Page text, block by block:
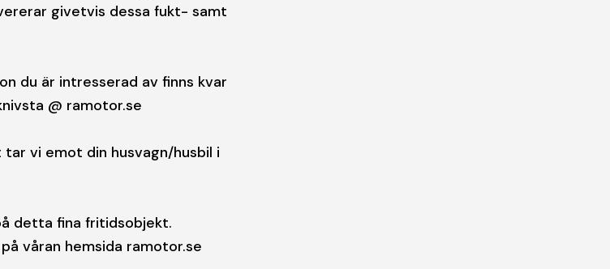
givetvis dessa fukt- samt
du är intresserad av finns kvar
@ ramotor.se
vi emot din husvagn/husbil i
detta fina fritidsobjekt.
våran hemsida ramotor.se